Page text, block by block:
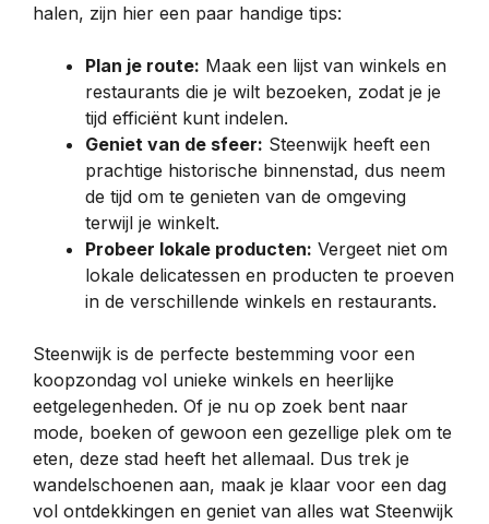
halen, zijn hier een paar handige tips:
Plan je route: Maak een lijst van winkels en
restaurants die je wilt bezoeken, zodat je je
tijd efficiënt kunt indelen.
Geniet van de sfeer: Steenwijk heeft een
prachtige historische binnenstad, dus neem
de tijd om te genieten van de omgeving
terwijl je winkelt.
Probeer lokale producten: Vergeet niet om
lokale delicatessen en producten te proeven
in de verschillende winkels en restaurants.
Steenwijk is de perfecte bestemming voor een
koopzondag vol unieke winkels en heerlijke
eetgelegenheden. Of je nu op zoek bent naar
mode, boeken of gewoon een gezellige plek om te
eten, deze stad heeft het allemaal. Dus trek je
wandelschoenen aan, maak je klaar voor een dag
vol ontdekkingen en geniet van alles wat Steenwijk